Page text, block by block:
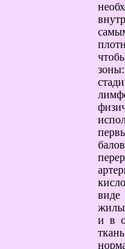
виде
и в